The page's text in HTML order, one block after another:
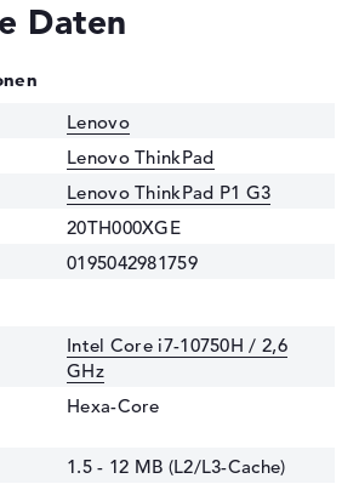
Daten
Lenovo
Lenovo ThinkPad
Lenovo ThinkPad P1 G3
20TH000XGE
0195042981759
Intel Core i7-10750H / 2,6
GHz
Hexa-Core
1.5 - 12 MB (L2/L3-Cache)